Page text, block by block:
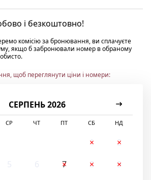
і безкоштовно!
комісію за бронювання, ви сплачуєте
якщо б забронювали номер в обраному
щоб переглянути ціни і номери:
СЕРПЕНЬ 2026
СР ЧТ ПТ СБ НД
1
2
7 8
9